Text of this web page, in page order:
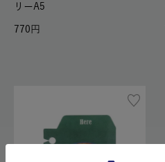
リーA5
770